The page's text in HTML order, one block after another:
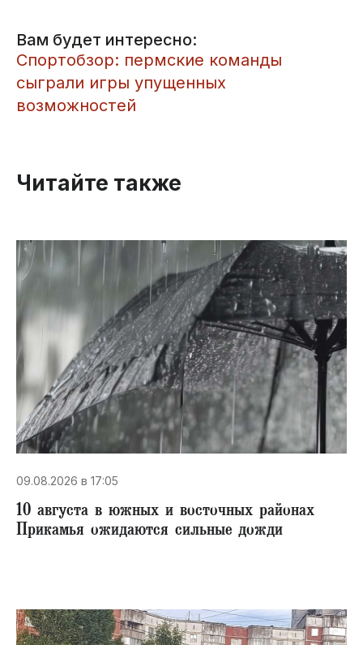
Вам будет интересно:
Спортобзор: пермские команды
сыграли игры упущенных
возможностей
Читайте также
09.08.2026 в 17:05
10 августа в южных и восточных районах
Прикамья ожидаются сильные дожди